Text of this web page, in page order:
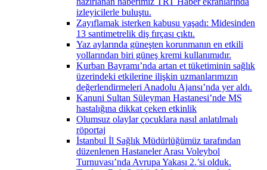
izleyicilerle buluştu.
Zayıflamak isterken kabusu yaşadı: Midesinden
13 santimetrelik diş fırçası çıktı.
Yaz aylarında güneşten korunmanın en etkili
yollarından biri güneş kremi kullanımıdır.
Kurban Bayramı’nda artan et tüketiminin sağlık
üzerindeki etkilerine ilişkin uzmanlarımızın
değerlendirmeleri Anadolu Ajansı’nda yer aldı.
Kanuni Sultan Süleyman Hastanesi’nde MS
hastalığına dikkat çeken etkinlik
Olumsuz olaylar çocuklara nasıl anlatılmalı
röportaj
İstanbul İl Sağlık Müdürlüğümüz tarafından
düzenlenen Hastaneler Arası Voleybol
Turnuvası’nda Avrupa Yakası 2.’si olduk.